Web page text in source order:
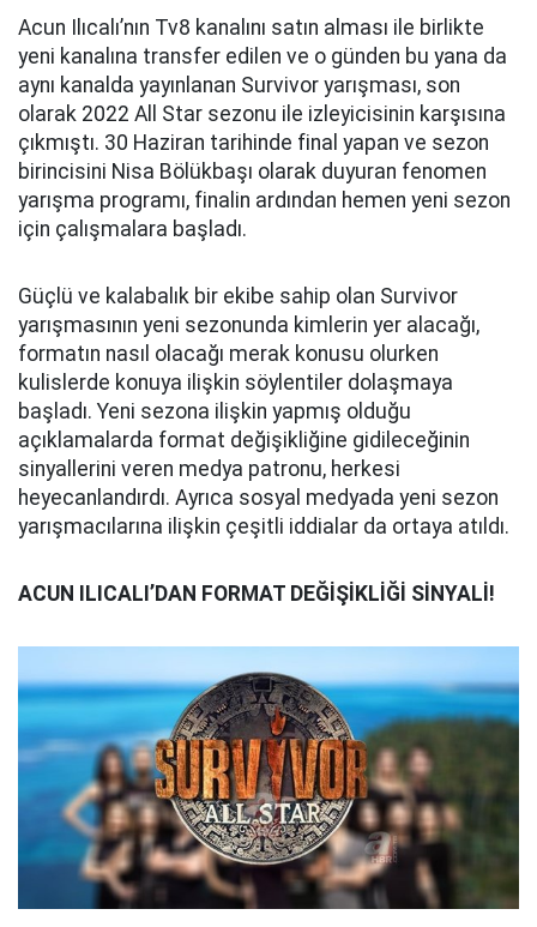
Acun Ilıcalı’nın Tv8 kanalını satın alması ile birlikte
yeni kanalına transfer edilen ve o günden bu yana da
aynı kanalda yayınlanan Survivor yarışması, son
olarak 2022 All Star sezonu ile izleyicisinin karşısına
çıkmıştı. 30 Haziran tarihinde final yapan ve sezon
birincisini Nisa Bölükbaşı olarak duyuran fenomen
yarışma programı, finalin ardından hemen yeni sezon
için çalışmalara başladı.
Güçlü ve kalabalık bir ekibe sahip olan Survivor
yarışmasının yeni sezonunda kimlerin yer alacağı,
formatın nasıl olacağı merak konusu olurken
kulislerde konuya ilişkin söylentiler dolaşmaya
başladı. Yeni sezona ilişkin yapmış olduğu
açıklamalarda format değişikliğine gidileceğinin
sinyallerini veren medya patronu, herkesi
heyecanlandırdı. Ayrıca sosyal medyada yeni sezon
yarışmacılarına ilişkin çeşitli iddialar da ortaya atıldı.
ACUN ILICALI’DAN FORMAT DEĞİŞİKLİĞİ SİNYALİ!